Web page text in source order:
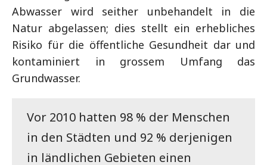
Abwasser wird seither unbehandelt in die
Natur abgelassen; dies stellt ein erhebliches
Risiko für die öffentliche Gesundheit dar und
kontaminiert in grossem Umfang das
Grundwasser.
Vor 2010 hatten 98 % der Menschen
in den Städten und 92 % derjenigen
in ländlichen Gebieten einen